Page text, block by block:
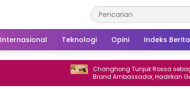
Internasional Teknologi Opini Indeks Berita
Changhong Tunjuk Rossa sebagai
Brand Ambassador, Hadirkan Garansi
hingga 25 Tahun